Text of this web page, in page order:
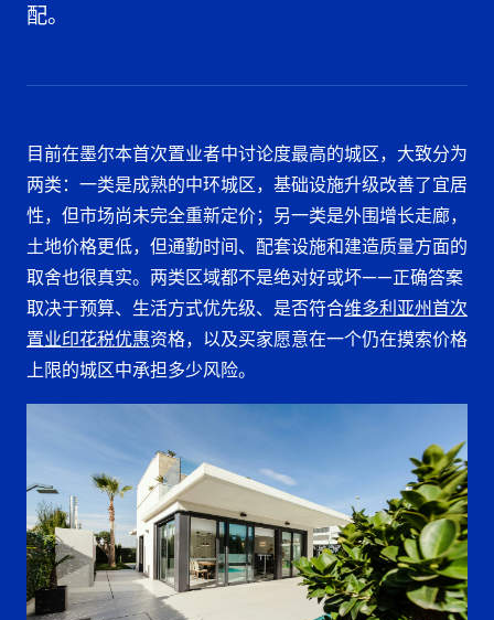
配。
目前在墨尔本首次置业者中讨论度最高的城区，大致分为
两类：一类是成熟的中环城区，基础设施升级改善了宜居
性，但市场尚未完全重新定价；另一类是外围增长走廊，
土地价格更低，但通勤时间、配套设施和建造质量方面的
取舍也很真实。两类区域都不是绝对好或坏——正确答案
取决于预算、生活方式优先级、是否符合维多利亚州首次
置业印花税优惠资格，以及买家愿意在一个仍在摸索价格
上限的城区中承担多少风险。